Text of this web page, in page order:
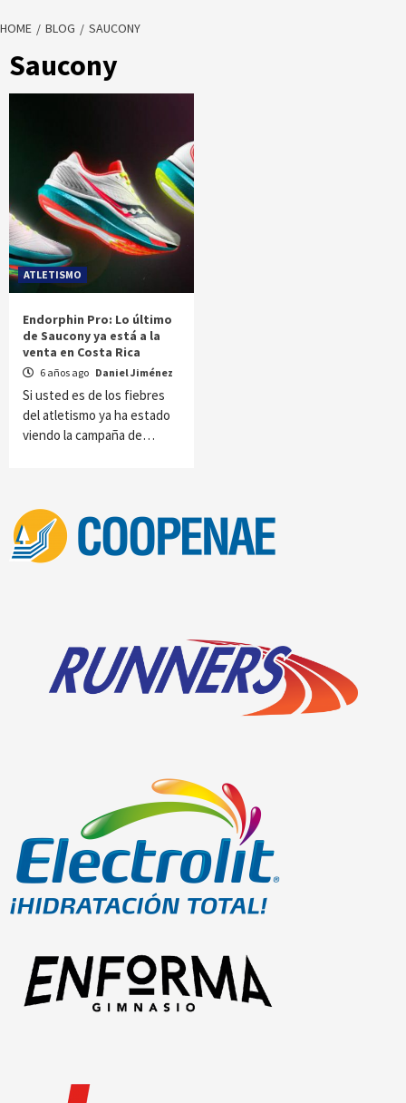
HOME BLOG SAUCONY
Saucony
ATLETISMO
Endorphin Pro: Lo último
de Saucony ya está a la
venta en Costa Rica
6 años ago Daniel Jiménez
Si usted es de los fiebres
del atletismo ya ha estado
viendo la campaña de…